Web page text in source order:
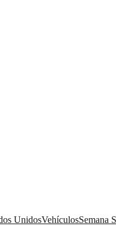
UnidosVehículosSemana